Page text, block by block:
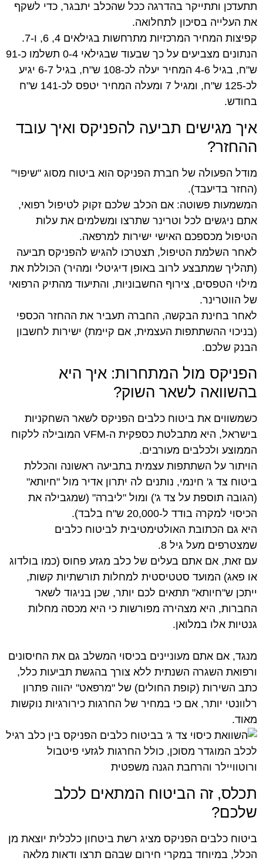
תתעדכן ותתייקר בהדרגה ככל שהכלב יתבגר, כדי לשקף
את העלייה בסיכון לתחלואה.
קפיצות המחיר המרכזיות מתרחשות בגילאים 4, 6, ו-7.
הנתונים מצביעים על כך שבעוד שבגילאי 0-4 תשלמו כ-91
ש"ח, בגיל 4-6 המחיר יעלה לכ-108 ש"ח, בגיל 6-7 יגיע
לכ-125 ש"ח, ומגיל 7 ומעלה המחיר יטפס לכ-141 ש"ח
בחודש.
איך מגישים תביעה להפניקס ואיך עובד
ההחזר?
מודל הפעולה של חברת הפניקס הוא ביטוח מסוג "שיפוי"
(החזר בדיעבד).
המשמעות פשוטה: אם הכלב שלכם זקוק לטיפול רפואי,
אתם ניגשים לכל וטרינר שתרצו ומשלמים את עלות
הטיפול מכספכם האישי ישירות למרפאה.
לאחר השלמת הטיפול, תצטרכו להגיש להפניקס תביעה
(תהליך שמתבצע לרוב באופן דיגיטלי ומהיר) הכוללת את
מילוי הטפסים, צירוף החשבוניות, והתיעוד מהתיק הרפואי
של הווטרינר.
לאחר בחינת הבקשה, החברה תעביר את ההחזר הכספי
(בניכוי ההשתתפות העצמית, אם קיימת) ישירות לחשבון
הבנק שלכם.
הפניקס מול המתחרות: איך היא
בהשוואה לשאר השוק?
כשמשווים את ביטוח כלבים הפניקס לשאר השחקניות
בישראל, היא מתבלטת כספקית ה-VFM המובילה ללקוח
הממוצע ולכלבים מעורבים.
הויתור על השתתפות עצמית בתביעה ראשונה והכללת
ביטוח צד ג' חינמי, נותנים לה יתרון אדיר מול "חיותא"
(הגובה תוספת על צד ג') ומול "ליברה" (שמגבילה את
הכיסוי למקרה בודד ל-20,000 ש"ח בלבד).
היא גם הכתובת האולטימטיבית לביטוח כלבים
שמצטרפים מעל גיל 8.
עם זאת, אם אתם בעלים של כלב מגזע פחוס (כמו בולדוג
או פאג) המועד סטטיסטית למחלות תורשתיות קשות,
ייתכן ש"חיותא" תתאים לכם יותר, שכן בניגוד לשאר
החברות, היא מצהירה מפורשות כי היא מכסה מחלות
גנטיות אלו במלואן.
מנגד, אם אתם מעוניינים בכיסוי המשלב גם את החיסונים
ורפואת השגרה השנתית ללא צורך בהגשת תביעות כלל,
כתב השירות (קופת החולים) של "מרפאט" יהווה פתרון
רלוונטי יותר, אם כי במחיר של החרגות כירורגיות נוקשות
מאוד.
תכלס, זה הביטוח המתאים לכלב
שלכם?
ביטוח כלבים הפניקס מציג רשת ביטחון כלכלית יוצאת מן
הכלל, במיוחד במקרי חירום שבהם תרצו ודאות מלאה